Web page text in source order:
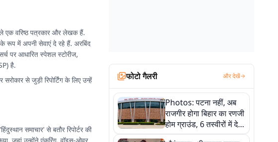
एक वरिष्ठ पत्रकार और लेखक हैं.
में अपनी सेवाएं दे रहे हैं. अरबिंद
पर आधारित स्पेशल स्टोरीज,
है.
से जुड़ी रिपोर्टिंग के लिए उन्हें
समाचार' से बतौर रिपोर्टर की
फोटो गैलरी और देखें
Photos: पटना नहीं, अब
राजगीर होगा बिहार का रणजी
होम ग्राउंड, 6 तस्वीरों में देखें
नए स्टेडियम की पूरी कहानी